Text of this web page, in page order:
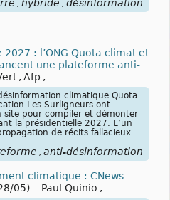
hybride désinformation
: l’ONG Quota climat et
une plateforme anti-
, Afp ,
climatique Quota
Les Surligneurs ont
site pour compiler et démonter
la présidentielle 2027. L’un
de récits fallacieux
anti-désinformation
climatique : CNews
05) - Paul Quinio ,